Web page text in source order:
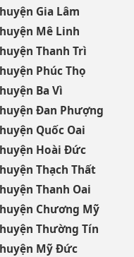
Gia Lâm
Mê Linh
Thanh Trì
Phúc Thọ
Ba Vì
Đan Phượng
Quốc Oai
Hoài Đức
Thạch Thất
Thanh Oai
Chương Mỹ
Thường Tín
Mỹ Đức